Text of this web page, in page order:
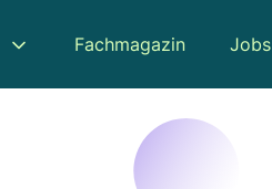
Fachmagazin Jobs